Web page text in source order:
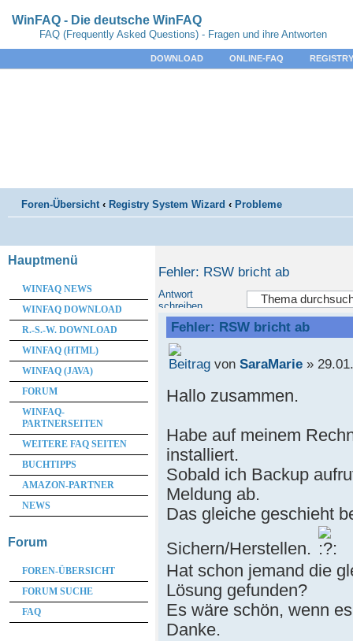
WinFAQ - Die deutsche WinFAQ
FAQ (Frequently Asked Questions) - Fragen und ihre Antworten
DOWNLOAD ONLINE-FAQ
Foren-Übersicht ‹ Registry System Wizard ‹ Probleme
Fehler: RSW bricht ab
Antwort
schreiben
Fehler: RSW bricht ab
von SaraMarie»
Hallo zusammen.
Habe auf meinem
installiert.
Sobald ich Backup
Meldung ab.
Das gleiche geschieht
Sichern/Herstellen.
Hat schon jemand die
Lösung gefunden?
Es wäre schön, wenn
Danke.
Hauptmenü
WINFAQ NEWS
WINFAQ DOWNLOAD
R.-S.-W. DOWNLOAD
WINFAQ (HTML)
WINFAQ (JAVA)
FORUM
WINFAQ-
PARTNERSEITEN
WEITERE FAQ SEITEN
BUCHTIPPS
AMAZON-PARTNER
NEWS
Forum
FOREN-ÜBERSICHT
FORUM SUCHE
FAQ